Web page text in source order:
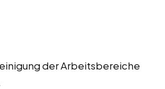
der Arbeitsbereiche